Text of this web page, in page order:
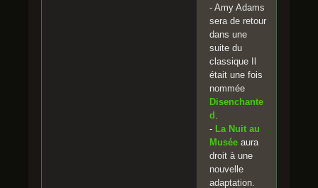
- Amy Adams
sera de retour
dans une
suite du
classique Il
était une fois
nommée
Disenchante
d
- La Nuit au
Musée aura
droit à une
nouvelle
adaptation.